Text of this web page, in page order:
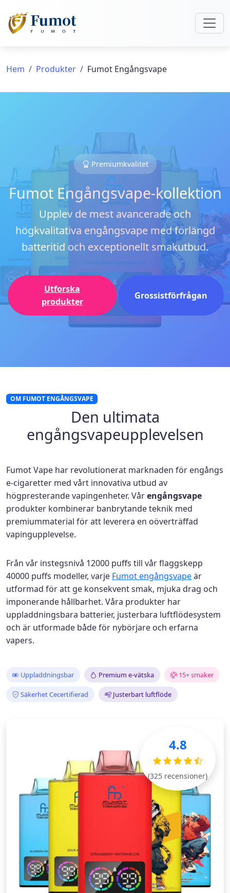
Hem Produkter Fumot Engångsvape
Premiumkvalitet
Fumot Engångsvape-kollektion
Upplev de mest avancerade och
högkvalitativa engångsvape med förlängd
batteritid och exceptionellt smakutbud.
Utforska
produkter
Grossistförfrågan
OM FUMOT ENGÅNGSVAPE
Den ultimata
engångsvapeupplevelsen
Fumot Vape har revolutionerat marknaden för engångs
e-cigaretter med vårt innovativa utbud av
högpresterande vapingenheter. Vårengångsvape
produkter kombinerar banbrytande teknik med
premiummaterial för att leverera en oöverträffad
vapingupplevelse.
Från vår instegsnivå 12000 puffs till vår flaggskepp
40000 puffs modeller, varje Fumot engångsvapeär
utformad för att ge konsekvent smak, mjuka drag och
imponerande hållbarhet. Våra produkter har
uppladdningsbara batterier, justerbara luftflödesystem
och är utformade både för nybörjare och erfarna
vapers.
Uppladdningsbar Premium e-vätska 15+ smaker
Säkerhet Cecertifierad Justerbart luftflöde
4.8
(325 recensioner)